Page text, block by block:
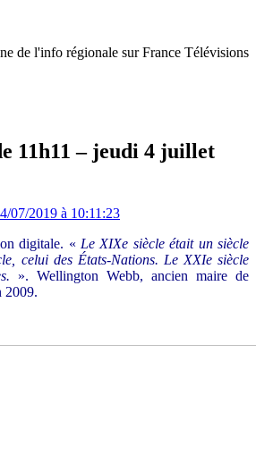
de l'info régionale sur France Télévisions
11h11 – jeudi 4 juillet
07/2019 à 10:11:23
digitale. « Le XIXe siècle était un siècle
celui des États-Nations. Le XXIe siècle
». Wellington Webb, ancien maire de
2009.